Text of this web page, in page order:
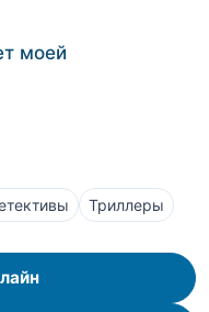
моей
Триллеры